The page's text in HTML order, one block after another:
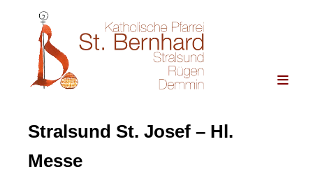
Stralsund St. Josef – Hl.
Messe